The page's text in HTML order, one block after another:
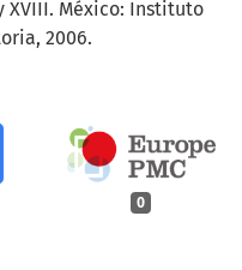
0
XVIII. México: Instituto
2006.